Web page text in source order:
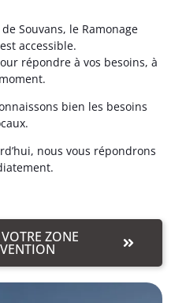
Souvans, le Ramonage
accessible.
répondre à vos besoins, à
bien les besoins
nous vous répondrons
ZONE